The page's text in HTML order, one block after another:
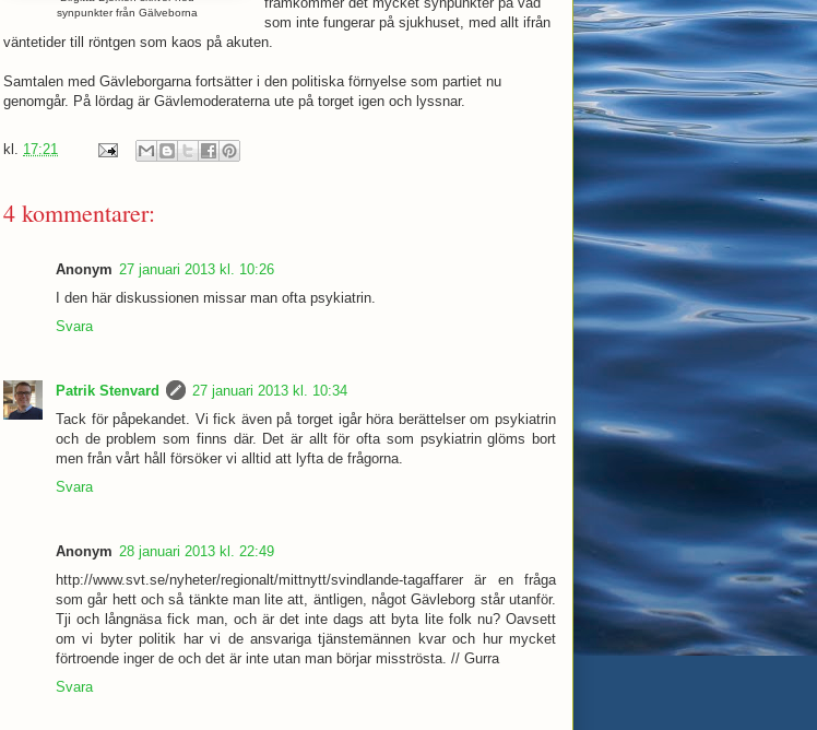
synpunkter från Gälveborna
som inte fungerar på sjukhuset, med allt ifrån
väntetider till röntgen som kaos på akuten.
Samtalen med Gävleborgarna fortsätter i den politiska förnyelse som partiet nu
genomgår. På lördag är Gävlemoderaterna ute på torget igen och lyssnar.
kl. 17:21
4 kommentarer:
Anonym 27 januari 2013 kl. 10:26
I den här diskussionen missar man ofta psykiatrin.
Svara
Patrik Stenvard
27 januari 2013 kl. 10:34
Tack för påpekandet. Vi fick även på torget igår höra berättelser om psykiatrin
och de problem som finns där. Det är allt för ofta som psykiatrin glöms bort
men från vårt håll försöker vi alltid att lyfta de frågorna.
Svara
Anonym 28 januari 2013 kl. 22:49
http://www.svt.se/nyheter/regionalt/mittnytt/svindlande-tagaffarer är en fråga
som går hett och så tänkte man lite att, äntligen, något Gävleborg står utanför.
Tji och långnäsa fick man, och är det inte dags att byta lite folk nu? Oavsett
om vi byter politik har vi de ansvariga tjänstemännen kvar och hur mycket
förtroende inger de och det är inte utan man börjar misströsta. // Gurra
Svara